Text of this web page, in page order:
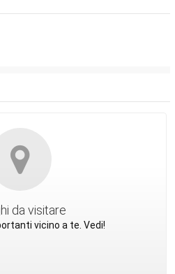
da visitare
vicino a te. Vedi!